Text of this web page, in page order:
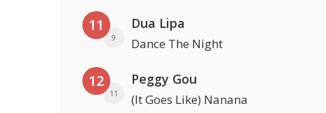
11
9
Dua Lipa
Dance The Night
12
11
Peggy Gou
(It Goes Like) Nanana